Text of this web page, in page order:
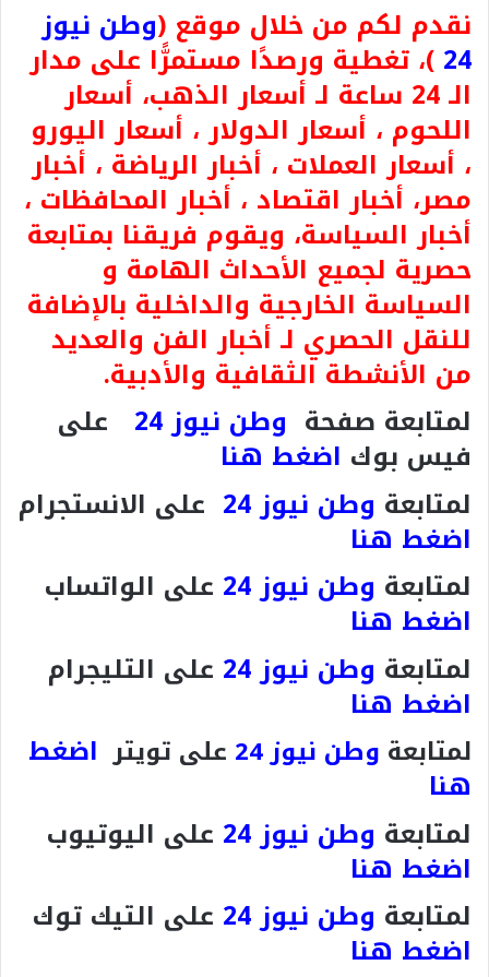
نقدم لكم من خلال موقع (وطن نيوز
24 )، تغطية ورصدًا مستمرًّا على مدار
الـ 24 ساعة لـ أسعار الذهب، أسعار
اللحوم ، أسعار الدولار ، أسعار اليورو
، أسعار العملات ، أخبار الرياضة ، أخبار
مصر، أخبار اقتصاد ، أخبار المحافظات ،
أخبار السياسة، ويقوم فريقنا بمتابعة
حصرية لجميع الأحداث الهامة و
السياسة الخارجية والداخلية بالإضافة
للنقل الحصري لـ أخبار الفن والعديد
من الأنشطة الثقافية والأدبية.
لمتابعة صفحة وطن نيوز 24 على
فيس بوك اضغط هنا
لمتابعة وطن نيوز 24 على الانستجرام
اضغط هنا
لمتابعة وطن نيوز 24 على الواتساب
اضغط هنا
لمتابعة وطن نيوز 24 على التليجرام
اضغط هنا
لمتابعة وطن نيوز 24 على تويتر اضغط
هنا
لمتابعة وطن نيوز 24 على اليوتيوب
اضغط هنا
لمتابعة وطن نيوز 24 على التيك توك
اضغط هنا